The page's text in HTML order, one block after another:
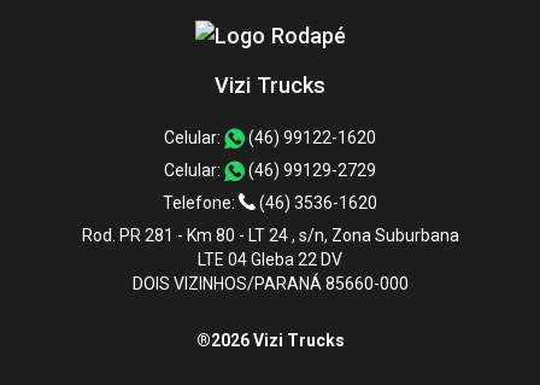
Vizi Trucks
Celular:
(46) 99122-1620
Celular:
(46) 99129-2729
Telefone:
(46) 3536-1620
Rod. PR 281 - Km 80 - LT 24 , s/n, Zona Suburbana
LTE 04 Gleba 22 DV
DOIS VIZINHOS/PARANÁ 85660-000
®2026 Vizi Trucks